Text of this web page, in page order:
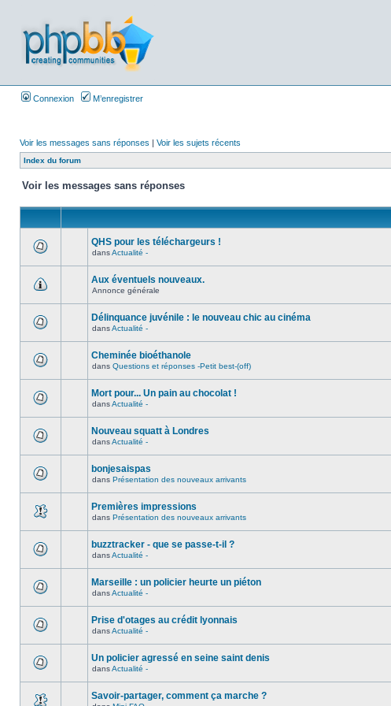
Connexion M’enregistrer
Voir les messages sans réponses | Voir les sujets récents
Index du forum
Voir les messages sans réponses
QHS pour les téléchargeurs !
dansActualité -
Aux éventuels nouveaux.
Annonce générale
Délinquance juvénile : le nouveau chic au cinéma
dansActualité -
Cheminée bioéthanole
dans Questions et réponses -Petit best-(off)
Mort pour... Un pain au chocolat !
dansActualité -
Nouveau squatt à Londres
dansActualité -
bonjesaispas
dans Présentation des nouveaux arrivants
Premières impressions
dans Présentation des nouveaux arrivants
buzztracker - que se passe-t-il ?
dansActualité -
Marseille : un policier heurte un piéton
dansActualité -
Prise d'otages au crédit lyonnais
dansActualité -
Un policier agressé en seine saint denis
dansActualité -
Savoir-partager, comment ça marche ?